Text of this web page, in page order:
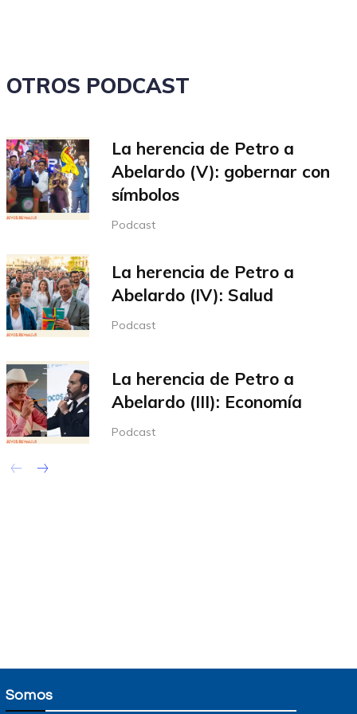
OTROS PODCAST
La herencia de Petro a
Abelardo (V): gobernar con
símbolos
Podcast
La herencia de Petro a
Abelardo (IV): Salud
Podcast
La herencia de Petro a
Abelardo (III): Economía
Podcast
Somos